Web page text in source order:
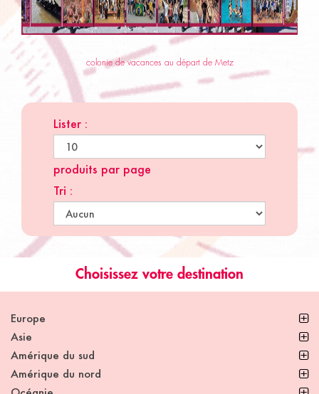
colonie de vacances au départ de Metz
Lister :
produits par page
Tri :
Choisissez votre destination
Europe
Asie
Amérique du sud
Amérique du nord